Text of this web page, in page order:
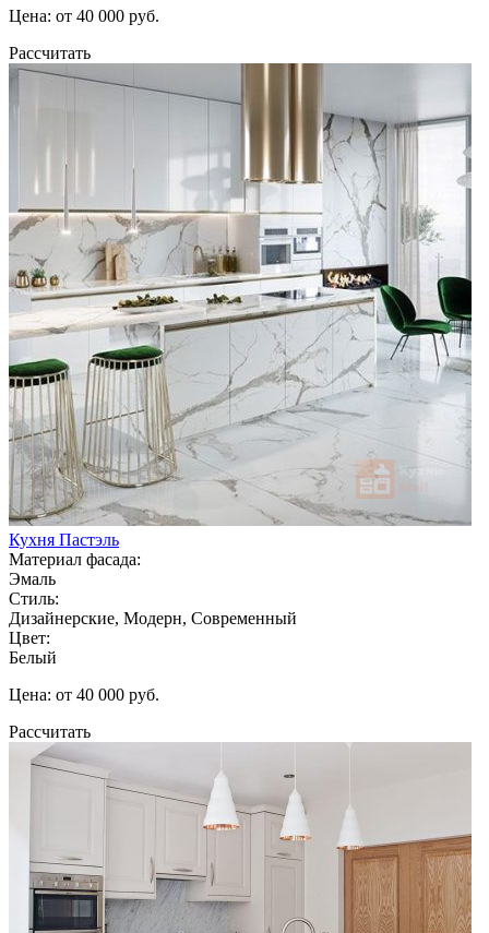
Цена: от 40 000 руб.
Рассчитать
Кухня Пастэль
Материал фасада:
Эмаль
Стиль:
Дизайнерские, Модерн, Современный
Цвет:
Белый
Цена: от 40 000 руб.
Рассчитать